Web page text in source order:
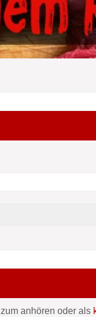
anhören oder als